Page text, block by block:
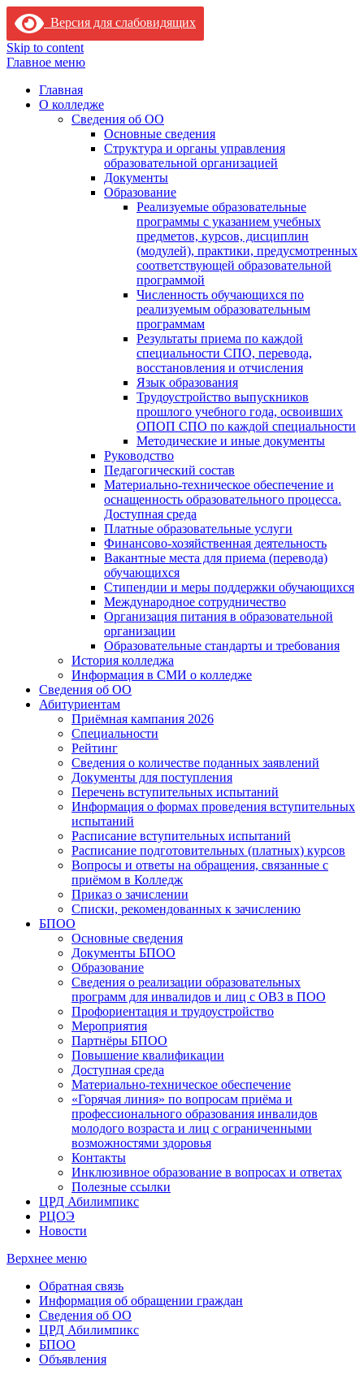
Версия для слабовидящих
Skip to content
Главное меню
Главная
О колледже
Сведения об ОО
Основные сведения
Структура и органы управления
образовательной организацией
Документы
Образование
Реализуемые образовательные
программы с указанием учебных
предметов, курсов, дисциплин
(модулей), практики, предусмотренных
соответствующей образовательной
программой
Численность обучающихся по
реализуемым образовательным
программам
Результаты приема по каждой
специальности СПО, перевода,
восстановления и отчисления
Язык образования
Трудоустройство выпускников
прошлого учебного года, освоивших
ОПОП СПО по каждой специальности
Методические и иные документы
Руководство
Педагогический состав
Материально-техническое обеспечение и
оснащенность образовательного процесса.
Доступная среда
Платные образовательные услуги
Финансово-хозяйственная деятельность
Вакантные места для приема (перевода)
обучающихся
Стипендии и меры поддержки обучающихся
Международное сотрудничество
Организация питания в образовательной
организации
Образовательные стандарты и требования
История колледжа
Информация в СМИ о колледже
Сведения об ОО
Абитуриентам
Приёмная кампания 2026
Специальности
Рейтинг
Сведения о количестве поданных заявлений
Документы для поступления
Перечень вступительных испытаний
Информация о формах проведения вступительных
испытаний
Расписание вступительных испытаний
Расписание подготовительных (платных) курсов
Вопросы и ответы на обращения, связанные с
приёмом в Колледж
Приказ о зачислении
Списки, рекомендованных к зачислению
БПОО
Основные сведения
Документы БПОО
Образование
Сведения о реализации образовательных
программ для инвалидов и лиц с ОВЗ в ПОО
Профориентация и трудоустройство
Мероприятия
Партнёры БПОО
Повышение квалификации
Доступная среда
Материально-техническое обеспечение
«Горячая линия» по вопросам приёма и
профессионального образования инвалидов
молодого возраста и лиц с ограниченными
возможностями здоровья
Контакты
Инклюзивное образование в вопросах и ответах
Полезные ссылки
ЦРД Абилимпикс
РЦОЭ
Новости
Верхнее меню
Обратная связь
Информация об обращении граждан
Сведения об ОО
ЦРД Абилимпикс
БПОО
Объявления